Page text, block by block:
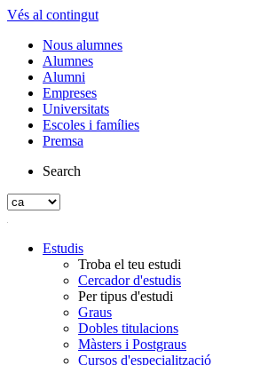
Vés al contingut
Nous alumnes
Alumnes
Alumni
Empreses
Universitats
Escoles i famílies
Premsa
Search
Estudis
Troba el teu estudi
Cercador d'estudis
Per tipus d'estudi
Graus
Dobles titulacions
Màsters i Postgraus
Cursos d'especialització